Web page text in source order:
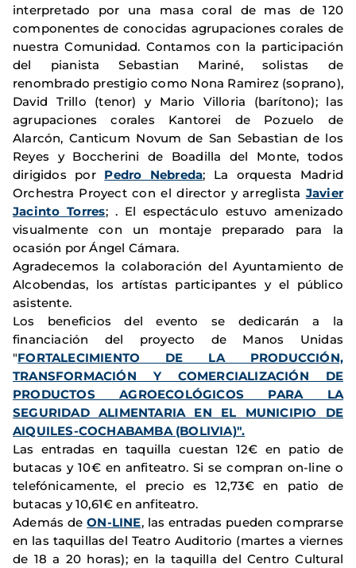
interpretado por una masa coral de mas de 120
componentes de conocidas agrupaciones corales de
nuestra Comunidad. Contamos con la participación
del pianista Sebastian Mariné, solistas de
renombrado prestigio como Nona Ramirez (soprano),
David Trillo (tenor) y Mario Villoria (barítono); las
agrupaciones corales Kantorei de Pozuelo de
Alarcón, Canticum Novum de San Sebastian de los
Reyes y Boccherini de Boadilla del Monte, todos
dirigidos por Pedro Nebreda; La orquesta Madrid
Orchestra Proyect con el director y arreglista Javier
Jacinto Torres; . El espectáculo estuvo amenizado
visualmente con un montajepreparado para la
ocasión por Ángel Cámara.
Agradecemos la colaboración del Ayuntamiento de
Alcobendas, los artístas participantes y el público
asistente.
Los beneficios del evento se dedicarán a la
financiación del proyecto de Manos Unidas
"FORTALECIMIENTO DE LA PRODUCCIÓN,
TRANSFORMACIÓN Y COMERCIALIZACIÓN DE
PRODUCTOS AGROECOLÓGICOS PARA LA
SEGURIDAD ALIMENTARIA EN EL MUNICIPIO DE
AIQUILES-COCHABAMBA (BOLIVIA)".
Las entradas en taquilla cuestan 12€ en patio de
butacas y 10€ en anfiteatro. Si se compran on-line o
telefónicamente, el precio es12,73€en patio de
butacas y10,61€ en anfiteatro.
Además deON-LINE, las entradas pueden comprarse
en las taquillas del Teatro Auditorio (martes a viernes
de 18 a 20 horas); en la taquilla del Centro Cultural